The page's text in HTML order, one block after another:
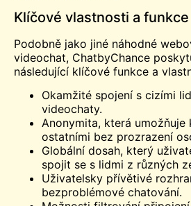
Klíčové vlastnosti a funkce
Podobně jako jiné náhodné
videochat, ChatbyChance
následující klíčové funkce a
Okamžité spojení s cizími
videochaty.
Anonymita, která umožňuje
ostatními bez prozrazení
Globální dosah, který
spojit se s lidmi z různých
Uživatelsky přívětivé
bezproblémové chatování.